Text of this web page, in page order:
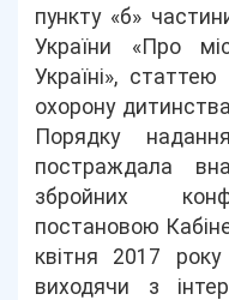
пункту «б»
України «Про
Україні»,
охорону
Порядку
постраждала
збройних
постановою
квітня 2017
виходячи з